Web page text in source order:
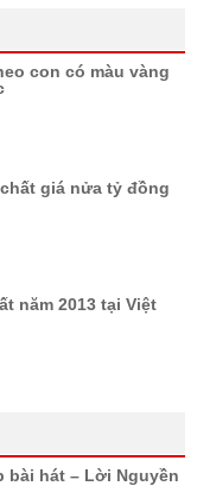
con có màu vàng
giá nửa tỷ đồng
năm 2013 tại Việt
bài hát – Lời Nguyền